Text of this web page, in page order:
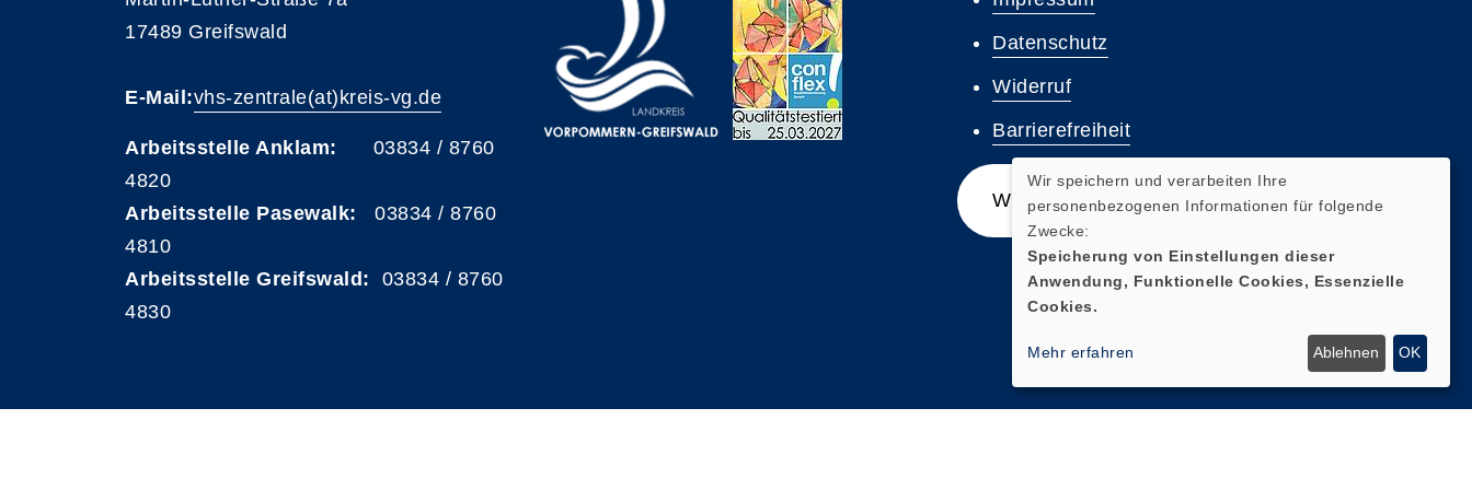
17489 Greifswald
E-Mail:vhs-zentrale(at)kreis-vg.de
Arbeitsstelle Anklam: 03834 / 8760
4820
Arbeitsstelle Pasewalk: 03834 / 8760
4810
Arbeitsstelle Greifswald: 03834 / 8760
4830
Datenschutz
Widerruf
Barrierefreiheit
Widerrufsformular
Wir speichern und verarbeiten Ihre
personenbezogenen Informationen für folgende
Zwecke:
Speicherung von Einstellungen dieser
Anwendung, Funktionelle Cookies, Essenzielle
Cookies.
Mehr erfahren Ablehnen OK